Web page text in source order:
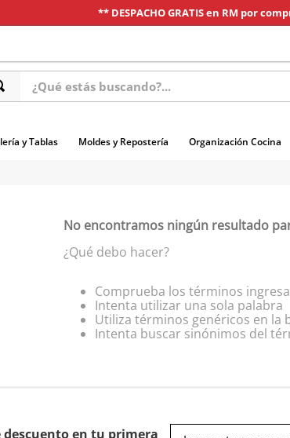
** DESPACHO GRATIS en RM por
estás buscando?...
y Tablas Moldes y Repostería Organización Cocina
No encontramos ningún resultado
¿Qué debo hacer?
Comprueba los términos
Intenta utilizar una sola palabra
Utiliza términos genéricos en la
Intenta buscar sinónimos del
descuento en tu primera